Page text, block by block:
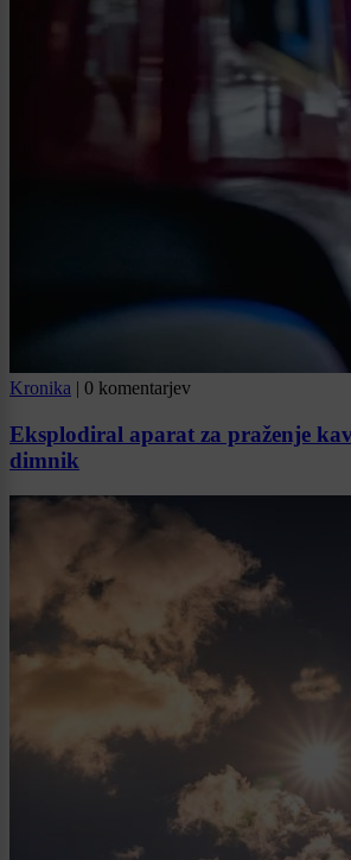
Kronika | 0 komentarjev
Eksplodiral aparat za praženje
dimnik